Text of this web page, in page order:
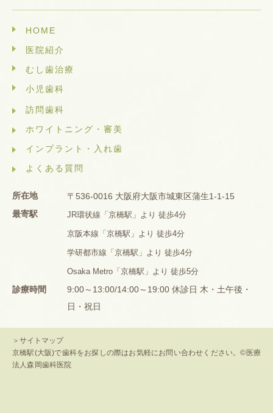
HOME
医院紹介
むし歯治療
小児歯科
訪問歯科
ホワイトニング・審美
インプラント・入れ歯
よくある質問
所在地
〒536-0016 大阪府大阪市城東区蒲生1-1-15
最寄駅
JR環状線「京橋駅」より 徒歩4分
京阪本線「京橋駅」より 徒歩4分
学研都市線「京橋駅」より 徒歩4分
Osaka Metro「京橋駅」より 徒歩5分
診療時間
9:00～13:00/14:00～19:00 休診日 木・土午後・
日・祝日
＞サイトマップ
京橋駅(大阪)で歯科をお探しの際はお気軽にお問い合わせください。©医療
法人森岡歯科医院